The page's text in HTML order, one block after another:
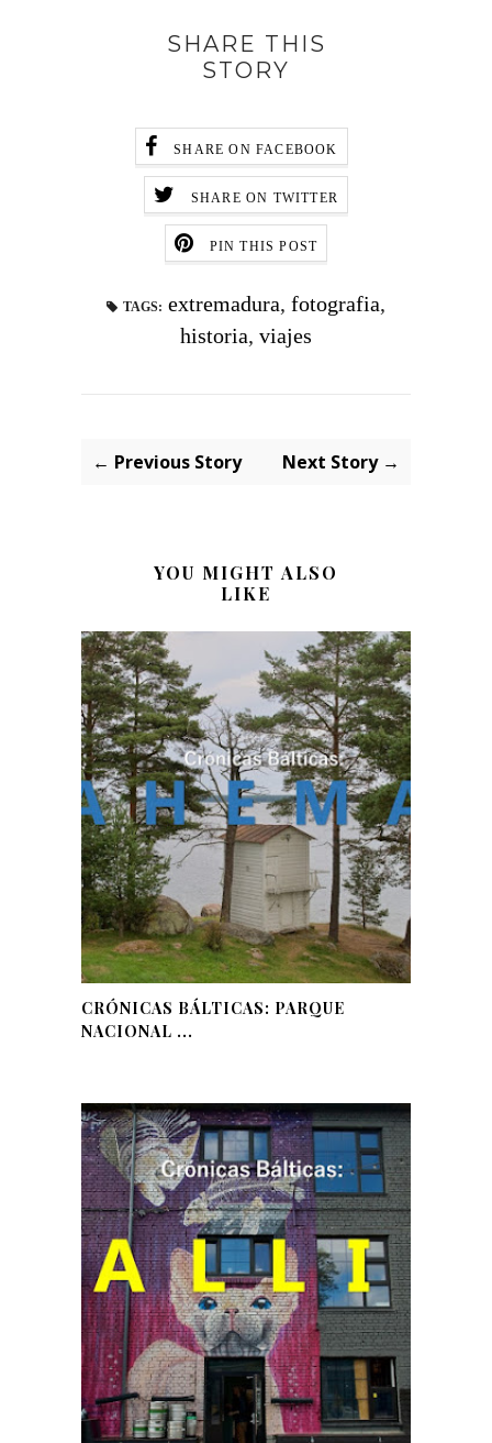
SHARE THIS
STORY
SHARE ON FACEBOOK
SHARE ON TWITTER
PIN THIS POST
TAGS: extremadura, fotografia,
historia, viajes
← Previous Story Next Story →
YOU MIGHT ALSO
LIKE
CRÓNICAS BÁLTICAS: PARQUE
NACIONAL ...